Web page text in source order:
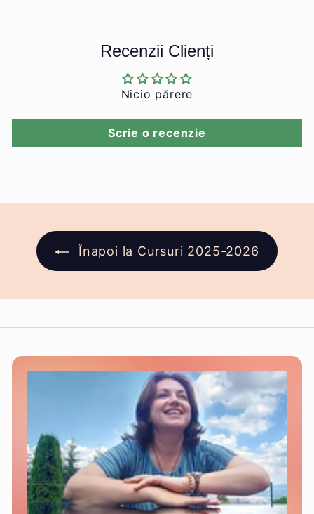
Recenzii Clienți
Nicio părere
Scrie o recenzie
Înapoi la Cursuri 2025-2026